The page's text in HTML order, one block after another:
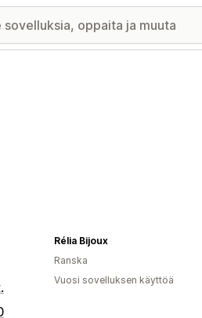
Rélia Bijoux
Ranska
Vuosi sovelluksen käyttöä